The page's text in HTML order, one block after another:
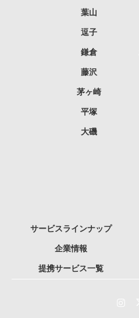
葉山
逗子
鎌倉
藤沢
茅ヶ崎
平塚
大磯
サービスラインナップ
企業情報
提携サービス一覧